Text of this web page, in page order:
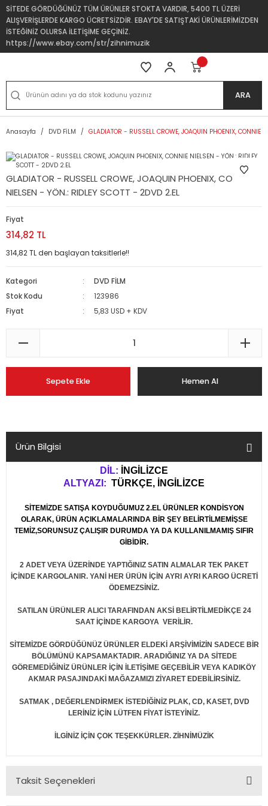
SİTEDE GÖRDÜĞÜNÜZ TÜM ÜRÜNLER STOKTA VARDIR, 5400 TL ÜZERİ
ALIŞVERİŞLERDE KARGO ÜCRETSİZDİR. EBAY'DE SATIŞTAKİ ÜRÜNLERİMİZDEN
İSTEĞİNİZ OLURSA İLETİŞİME GEÇİNİZ.
https://www.ebay.com/str/zihnimuzik
ARA
Anasayfa DVD FİLM GLADIATOR - RUSSELL CROWE, JOAQUIN PHOENIX, CONNIE
GLADIATOR - RUSSELL CROWE, JOAQUIN PHOENIX, CONNIE
NIELSEN - YÖN.: RIDLEY SCOTT - 2DVD 2.EL
Fiyat
314,82 TL
314,82 TL den başlayan taksitlerle!!
Kategori
DVD FİLM
Stok Kodu
123986
Fiyat
5,83 USD + KDV
Sepete Ekle Hemen Al
Ürün Bilgisi
DİL:
İNGİLİZCE
ALTYAZI: TÜRKÇE, İNGİLİZCE
SİTEMİZDE SATIŞA KOYDUĞUMUZ 2.EL ÜRÜNLER KONDİSYON
OLARAK, ÜRÜN AÇIKLAMALARINDA BİR ŞEY BELİRTİLMEMİŞSE
TEMİZ,SORUNSUZ ÇALIŞIR DURUMDA YA DA KULLANILMAMIŞ SIFIR
GİBİDİR.
2 ADET VEYA ÜZERİNDE YAPTIĞINIZ SATIN ALMALAR TEK PAKET
İÇİNDE KARGOLANIR. YANİ HER ÜRÜN İÇİN AYRI AYRI KARGO ÜCRETİ
ÖDEMEZSİNİZ.
SATILAN ÜRÜNLER ALICI TARAFINDAN AKSİ BELİRTİLMEDİKÇE 24
SAAT İÇİNDE KARGOYA VERİLİR.
SİTEMİZDE GÖRDÜĞÜNÜZ ÜRÜNLER ELDEKİ ARŞİVİMİZİN SADECE BİR
BÖLÜMÜNÜ KAPSAMAKTADIR. ARADIĞINIZ YA DA SİTEDE
GÖREMEDİĞİNİZ ÜRÜNLER İÇİN İLETİŞİME GEÇEBİLİR VEYA KADIKÖY
AKMAR PASAJINDAKİ MAĞAZAMIZI ZİYARET EDEBİLİRSİNİZ.
SATMAK , DEĞERLENDİRMEK İSTEDİĞİNİZ PLAK, CD, KASET, DVD
LERİNİZ İÇİN LÜTFEN FİYAT İSTEYİNİZ.
İLGİNİZ İÇİN ÇOK TEŞEKKÜRLER. ZİHNİMÜZİK
Taksit Seçenekleri